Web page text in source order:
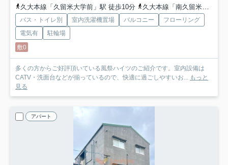
久大本線「久留米大学前」駅 徒歩10分
久大本線「南久留米」駅 徒歩27分
バス・トイレ別 室内洗濯機置場 バルコニー
フローリング
電気有
駐輪場
敷0
多くの方からご好評頂いている風祭ハイツのご紹介です。室内設備は
CATV・洗面台などが揃っているので、快適に過ごしやすいお...
もっと
見る
アパート